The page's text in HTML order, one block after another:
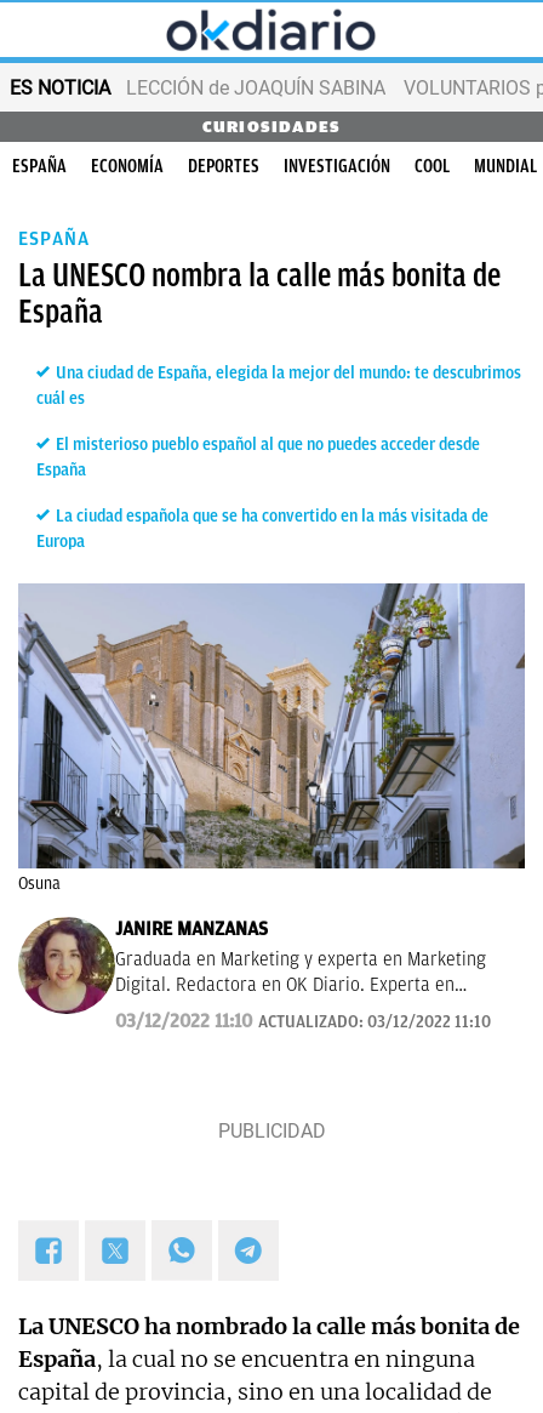
ES NOTICIA LECCIÓN de JOAQUÍN SABINA VOLUNTARIOS
CURIOSIDADES
ESPAÑA ECONOMÍA DEPORTES INVESTIGACIÓN COOL MUNDIAL
ESPAÑA
La UNESCO nombra la calle más bonita de
España
Una ciudad de España, elegida la mejor del mundo: te descubrimos
cuál es
El misterioso pueblo español al que no puedes acceder desde
España
La ciudad española que se ha convertido en la más visitada de
Europa
Osuna
JANIRE MANZANAS
Graduada en Marketing y experta en Marketing
Digital. Redactora en OK Diario. Experta en
curiosidades, mascotas, consumo y Lotería de
Navidad.
03/12/2022 11:10 ACTUALIZADO: 03/12/2022 11:10
La UNESCO ha nombrado la calle más bonita de
España, la cual no se encuentra en ninguna
capital de provincia, sino en una localidad de